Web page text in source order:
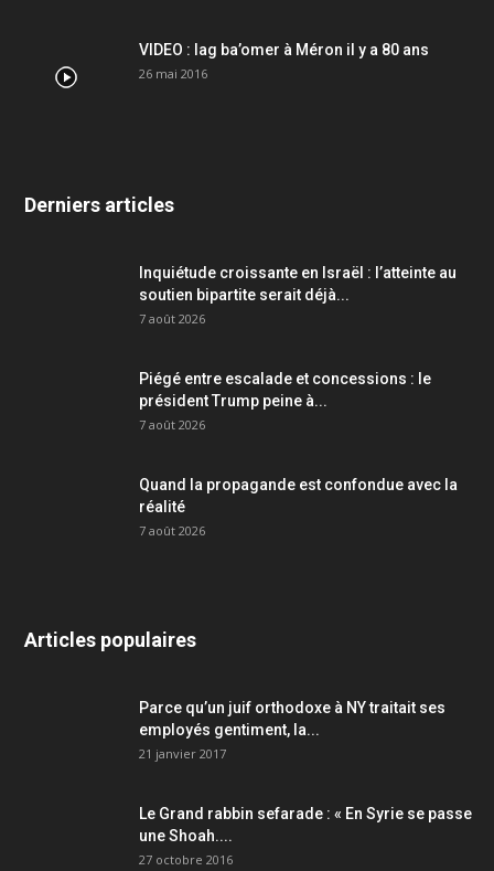
VIDEO : lag ba’omer à Méron il y a 80 ans
26 mai 2016
Derniers articles
Inquiétude croissante en Israël : l’atteinte au
soutien bipartite serait déjà...
7 août 2026
Piégé entre escalade et concessions : le
président Trump peine à...
7 août 2026
Quand la propagande est confondue avec la
réalité
7 août 2026
Articles populaires
Parce qu’un juif orthodoxe à NY traitait ses
employés gentiment, la...
21 janvier 2017
Le Grand rabbin sefarade : « En Syrie se passe
une Shoah....
27 octobre 2016